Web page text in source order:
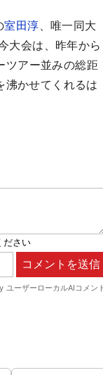
室田淳、唯一同大
大会は、昨年から
ツアー並みの総距
沸かせてくれるは